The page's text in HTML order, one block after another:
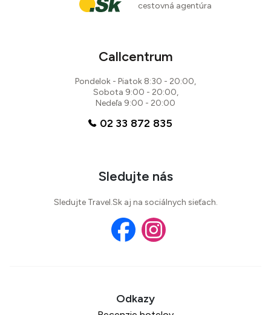
cestovná agentúra
Callcentrum
Pondelok - Piatok 8:30 - 20:00,
Sobota 9:00 - 20:00,
Nedeľa 9:00 - 20:00
02 33 872 835
Sledujte nás
Sledujte Travel.Sk aj na sociálnych sieťach.